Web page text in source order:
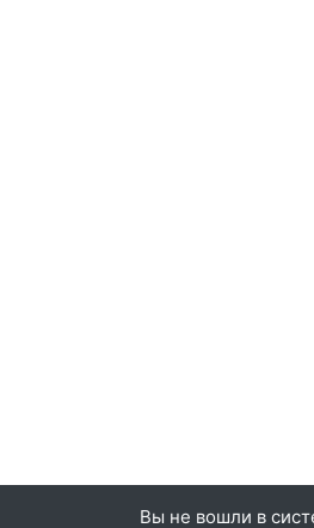
Вы не вошли в